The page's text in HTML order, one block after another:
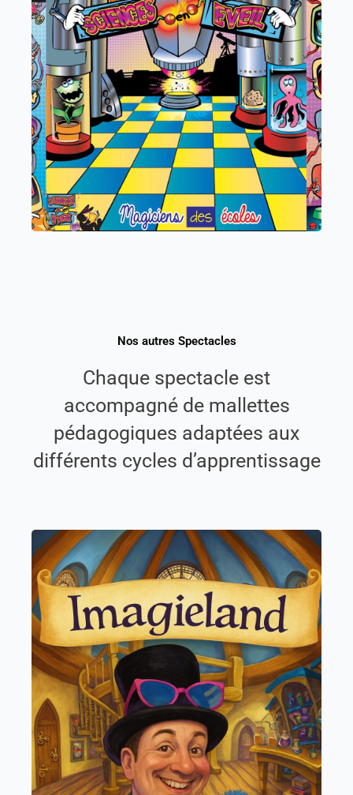
Sciences en Eveil
Offrez à vos élèves
une aventure où chaque expérience les guide
sur le chemin de l’investigation scientifique.
Cycle 1, 2, 3 et 4
Nos autres Spectacles
Chaque spectacle est
accompagné de mallettes
pédagogiques adaptées aux
différents cycles d’apprentissage
Imagieland
Imaginer c’est déjà commencer à créer